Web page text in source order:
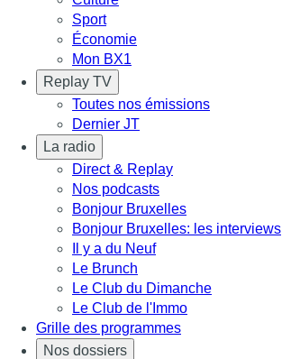
Sport
Économie
Mon BX1
Replay TV
Toutes nos émissions
Dernier JT
La radio
Direct & Replay
Nos podcasts
Bonjour Bruxelles
Bonjour Bruxelles: les interviews
Il y a du Neuf
Le Brunch
Le Club du Dimanche
Le Club de l'Immo
Grille des programmes
Nos dossiers